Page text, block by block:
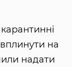
на
надати